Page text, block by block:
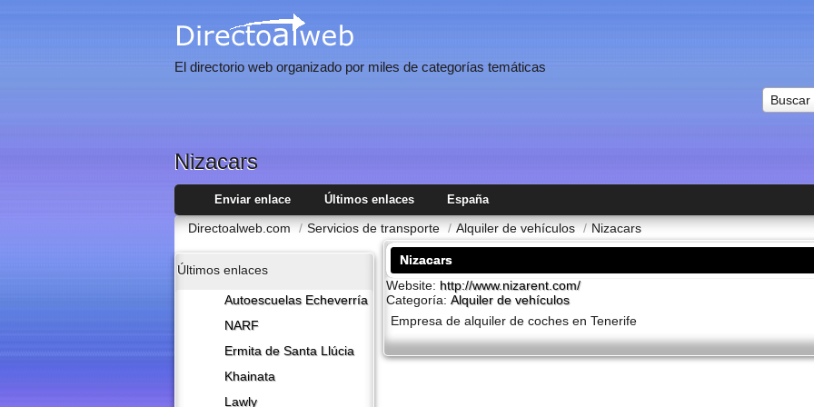
El directorio web organizado por miles de categorías temáticas
Buscar
Nizacars
Enviar enlace Últimos enlaces España
Directoalweb.com / Servicios de transporte / Alquiler de vehí­culos / Nizacars
Últimos enlaces
Autoescuelas Echeverría
NARF
Ermita de Santa Llúcia
Khainata
Lawly
Nizacars
Website: http://www.nizarent.com/
Categoría:Alquiler de vehí­culos
Empresa de alquiler de coches en Tenerife